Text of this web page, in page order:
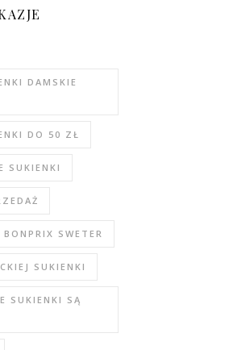
DAMSKIE
DO 50 ZŁ
SUKIENKI
BONPRIX SWETER
SUKIENKI
SUKIENKI SĄ